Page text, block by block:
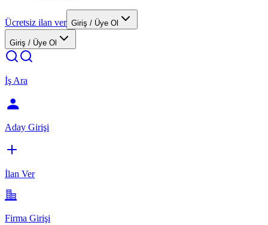
Ücretsiz ilan ver Giriş / Üye Ol
Giriş / Üye Ol
İş Ara
Aday Girişi
İlan Ver
Firma Girişi